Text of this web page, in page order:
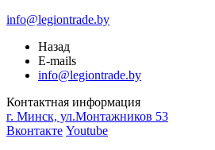
info@legiontrade.by
Назад
E-mails
info@legiontrade.by
Контактная информация
г. Минск, ул.Монтажников 53
Вконтакте Youtube